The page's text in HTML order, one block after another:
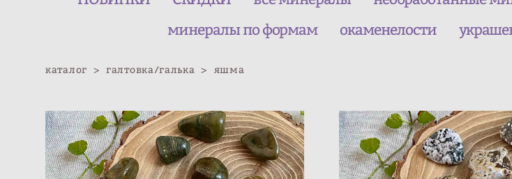
минералы по формам
окаменелости
каталог > галтовка/галька > яшма